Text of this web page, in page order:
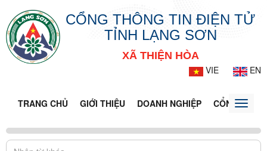
CỔNG THÔNG TIN ĐIỆN TỬ
TỈNH LẠNG SƠN
XÃ THIỆN HÒA
VIE
EN
TRANG CHỦ GIỚI THIỆU DOANH NGHIỆP CỔNG DỊCH
Toggle